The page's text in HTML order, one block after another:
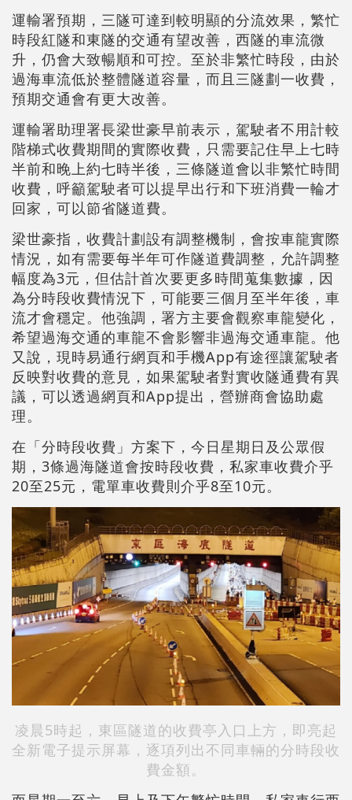
運輸署預期，三隧可達到較明顯的分流效果，繁忙
時段紅隧和東隧的交通有望改善，西隧的車流微
升，仍會大致暢順和可控。至於非繁忙時段，由於
過海車流低於整體隧道容量，而且三隧劃一收費，
預期交通會有更大改善。
運輸署助理署長梁世豪早前表示，駕駛者不用計較
階梯式收費期間的實際收費，只需要記住早上七時
半前和晚上約七時半後，三條隧道會以非繁忙時間
收費，呼籲駕駛者可以提早出行和下班消費一輪才
回家，可以節省隧道費。
梁世豪指，收費計劃設有調整機制，會按車龍實際
情況，如有需要每半年可作隧道費調整，允許調整
幅度為3元，但估計首次要更多時間蒐集數據，因
為分時段收費情況下，可能要三個月至半年後，車
流才會穩定。他強調，署方主要會觀察車龍變化，
希望過海交通的車龍不會影響非過海交通車龍。他
又說，現時易通行網頁和手機App有途徑讓駕駛者
反映對收費的意見，如果駕駛者對實收隧通費有異
議，可以透過網頁和App提出，營辦商會協助處
理。
在「分時段收費」方案下，今日星期日及公眾假
期，3條過海隧道會按時段收費，私家車收費介乎
20至25元，電單車收費則介乎8至10元。
凌晨5時起，東區隧道的收費亭入口上方，即亮起
全新電子提示屏幕，逐項列出不同車輛的分時段收
費金額。